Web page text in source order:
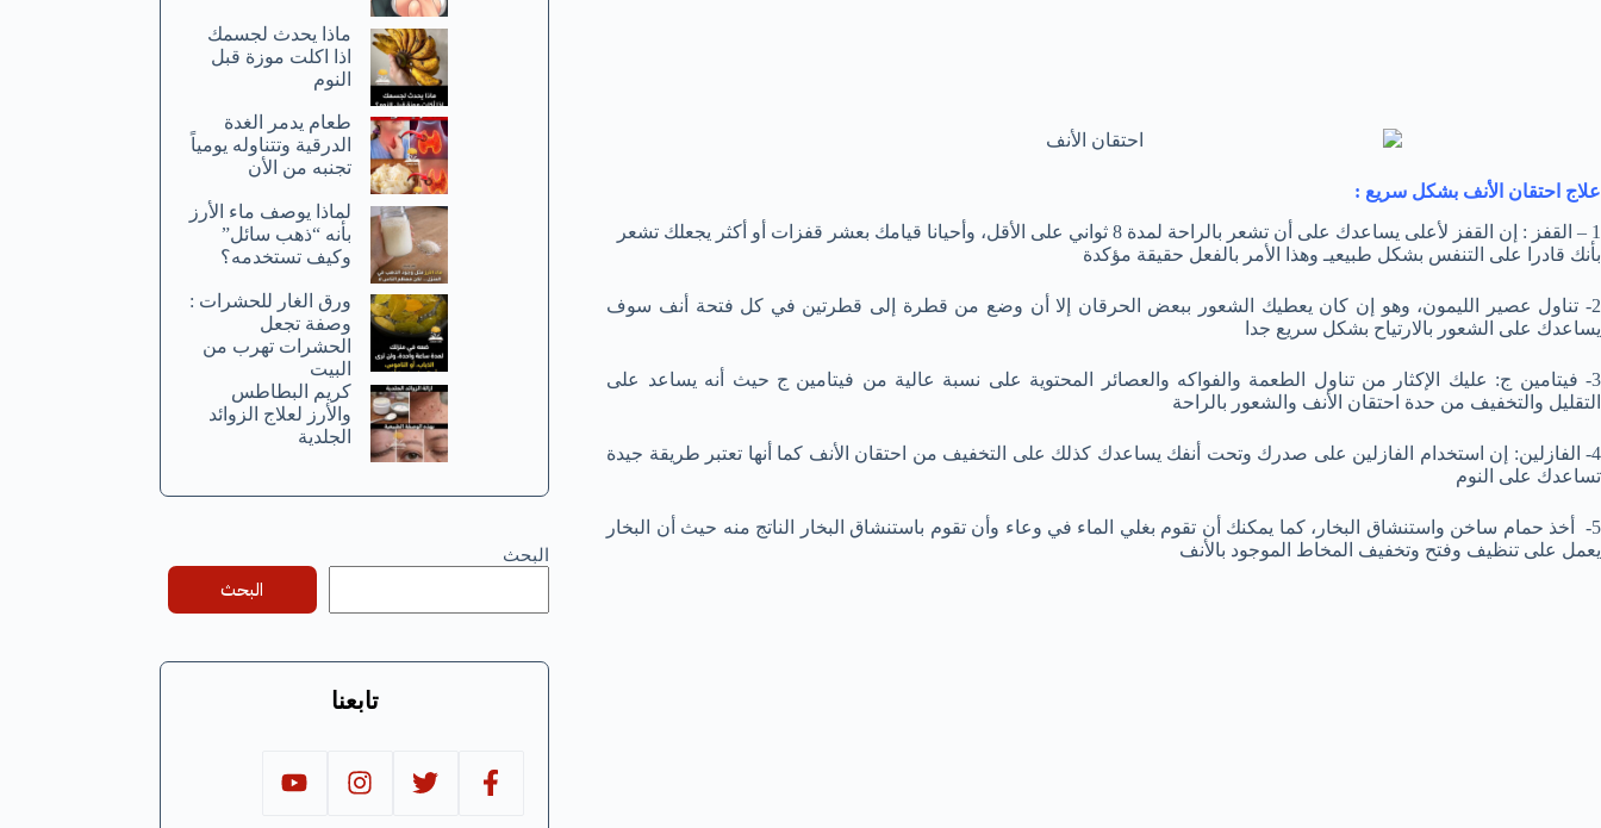
علاج احتقان الأنف بشكل سريع :
1 – القفز : إن القفز لأعلى يساعدك على أن تشعر بالراحة لمدة 8 ثواني على الأقل، وأحيانا قيامك بعشر قفزات أو أكثر يجعلك تشعر
بأنك قادرا على التنفس بشكل طبيعيـ وهذا الأمر بالفعل حقيقة مؤكدة
2- تناول عصير الليمون، وهو إن كان يعطيك الشعور ببعض الحرقان إلا أن وضع من قطرة إلى قطرتين في كل فتحة أنف سوف
يساعدك على الشعور بالارتياح بشكل سريع جدا
3- فيتامين ج: عليك الإكثار من تناول الطعمة والفواكه والعصائر المحتوية على نسبة عالية من فيتامين ج حيث أنه يساعد على
التقليل والتخفيف من حدة احتقان الأنف والشعور بالراحة
4- الفازلين: إن استخدام الفازلين على صدرك وتحت أنفك يساعدك كذلك على التخفيف من احتقان الأنف كما أنها تعتبر طريقة جيدة
تساعدك على النوم
5- أخذ حمام ساخن واستنشاق البخار، كما يمكنك أن تقوم بغلي الماء في وعاء وأن تقوم باستنشاق البخار الناتج منه حيث أن البخار
يعمل على تنظيف وفتح وتخفيف المخاط الموجود بالأنف
ماذا يحدث لجسمك
اذا اكلت موزة قبل
النوم
طعام يدمر الغدة
الدرقية وتتناوله يومياً
تجنبه من الأن
لماذا يوصف ماء الأرز
بأنه “ذهب سائل”
وكيف تستخدمه؟
ورق الغار للحشرات :
وصفة تجعل
الحشرات تهرب من
البيت
كريم البطاطس
والأرز لعلاج الزوائد
الجلدية
البحث
البحث
تابعنا